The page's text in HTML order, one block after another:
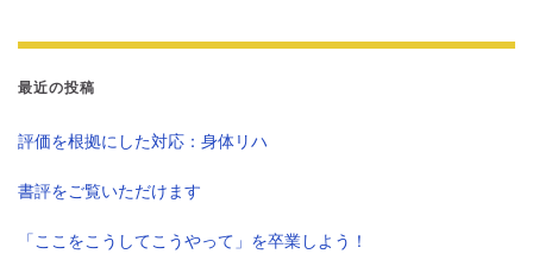
最近の投稿
評価を根拠にした対応：身体リハ
書評をご覧いただけます
「ここをこうしてこうやって」を卒業しよう！